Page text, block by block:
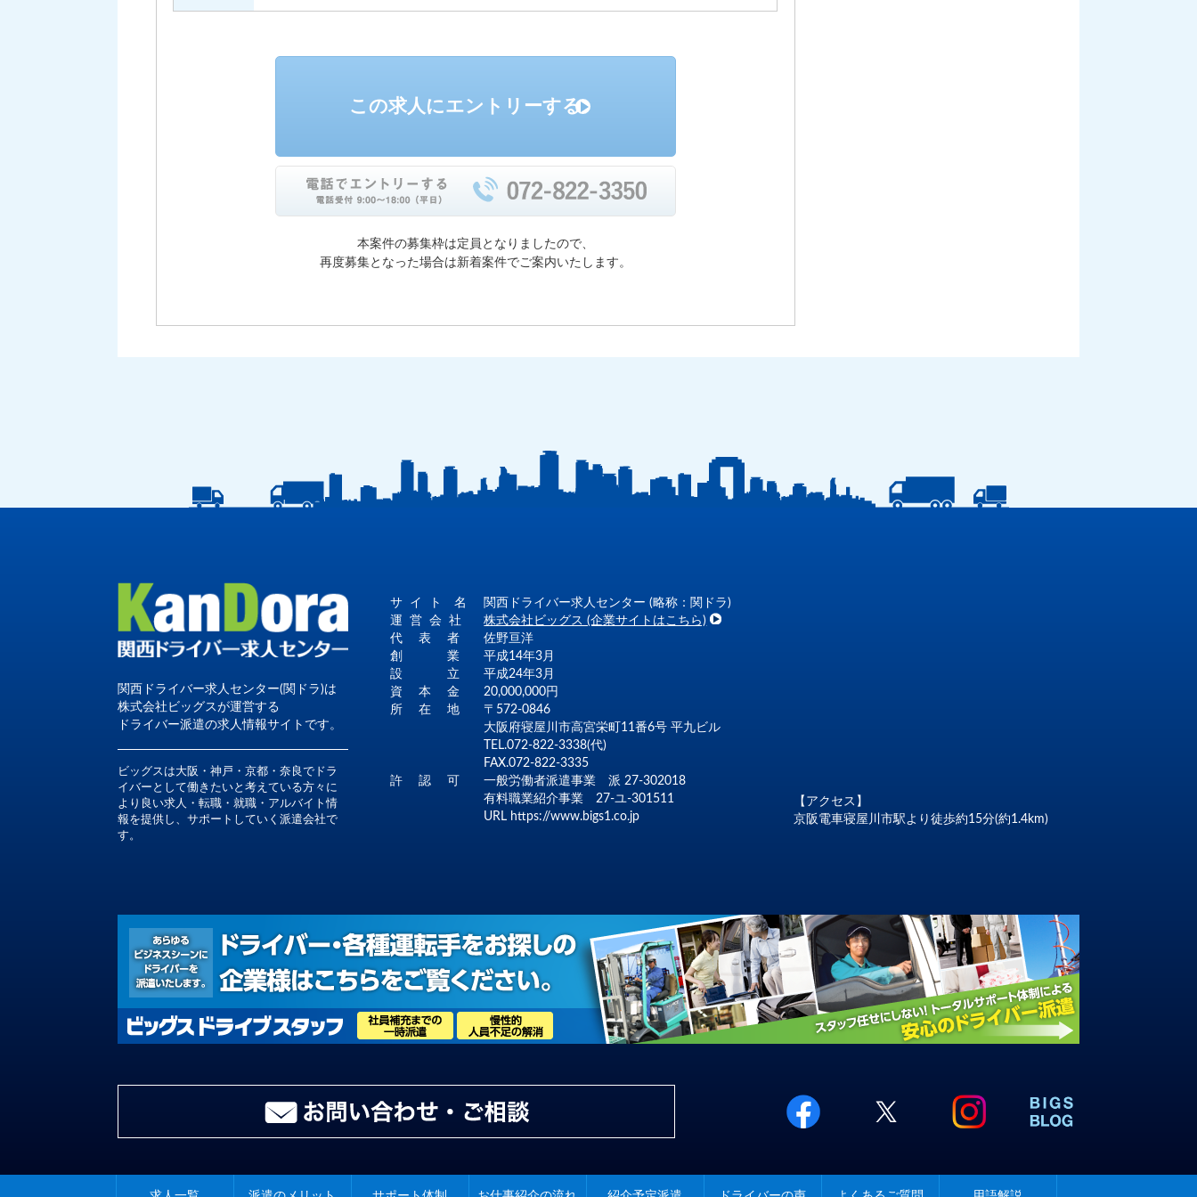
この求人にエントリーする
本案件の募集枠は定員となりましたので、
再度募集となった場合は新着案件でご案内いたします。
関西ドライバー求人センター(関ドラ)は
株式会社ビッグスが運営する
ドライバー派遣の求人情報サイトです。
ビッグスは大阪・神戸・京都・奈良でドラ
イバーとして働きたいと考えている方々に
より良い求人・転職・就職・アルバイト情
報を提供し、サポートしていく派遣会社で
す。
サ イ ト 名
関西ドライバー求人センター (略称：関ドラ)
運 営 会 社
株式会社ビッグス (企業サイトはこちら)
代 表 者
佐野亘洋
創 業
平成14年3月
設 立
平成24年3月
資 本 金
20,000,000円
所 在 地
〒572-0846
大阪府寝屋川市高宮栄町11番6号 平九ビル
TEL.072-822-3338(代)
FAX.072-822-3335
許 認 可
一般労働者派遣事業 派 27-302018
有料職業紹介事業 27-ユ-301511
URL https://www.bigs1.co.jp
【アクセス】
京阪電車寝屋川市駅より徒歩約15分(約1.4km)